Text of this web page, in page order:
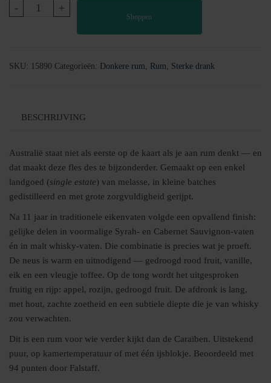
-
Rum
|
jaar
+
Shoppen
SKU: 15890 Categorieën: Donkere rum, Rum, Sterke drank
BESCHRIJVING
Australië staat niet als eerste op de kaart als je aan rum denkt — en
dat maakt deze fles des te bijzonderder. Gemaakt op een enkel
landgoed (single estate) van melasse, in kleine batches
gedistilleerd en met grote zorgvuldigheid gerijpt.
Na 11 jaar in traditionele eikenvaten volgde een opvallend finish:
gelijke delen in voormalige Syrah- en Cabernet Sauvignon-vaten
én in malt whisky-vaten. Die combinatie is precies wat je proeft.
De neus is warm en uitnodigend — gedroogd rood fruit, vanille,
eik en een vleugje toffee. Op de tong wordt het uitgesproken
fruitig en rijp: appel, rozijn, gedroogd fruit. De afdronk is lang,
met hout, zachte zoetheid en een subtiele diepte die je van whisky
zou verwachten.
Dit is een rum voor wie verder kijkt dan de Caraïben. Uitstekend
puur, op kamertemperatuur of met één ijsblokje. Beoordeeld met
94 punten door Falstaff.